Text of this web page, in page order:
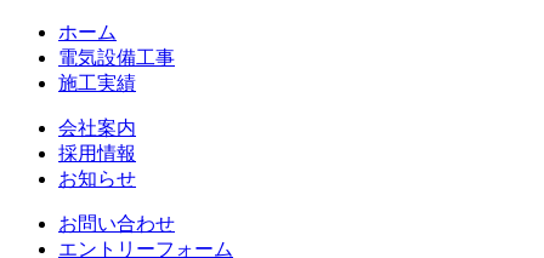
ホーム
電気設備工事
施工実績
会社案内
採用情報
お知らせ
お問い合わせ
エントリーフォーム